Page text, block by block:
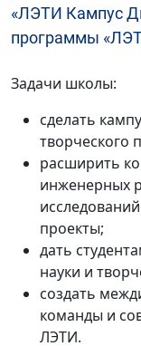
«ЛЭТИ Кампус
программы
Задачи школы:
сделать
творческого
расширить
инженерных
проекты;
дать
науки и
создать
команды и
ЛЭТИ.